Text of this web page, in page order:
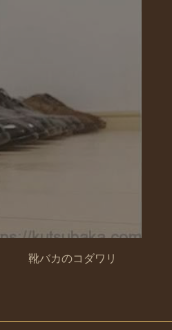
靴バカのコダワリ